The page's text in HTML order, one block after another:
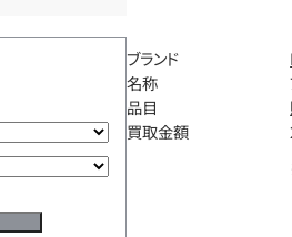
ブランド
名称
品目
買取金額